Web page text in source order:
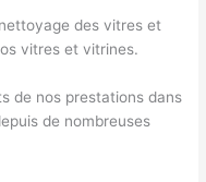
des vitres et
vitres et vitrines.
de nos prestations dans
de nombreuses